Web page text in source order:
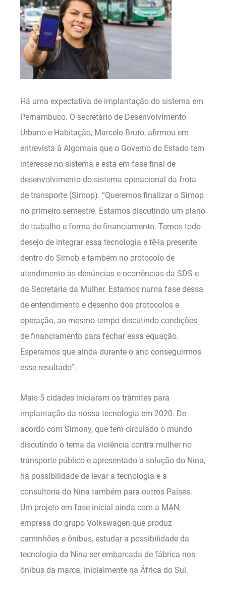
Há uma expectativa de implantação do sistema em
Pernambuco. O secretário de Desenvolvimento
Urbano e Habitação, Marcelo Bruto, afirmou em
entrevista à Algomais que o Governo do Estado tem
interesse no sistema e está em fase final de
desenvolvimento do sistema operacional da frota
de transporte (Simop). “Queremos finalizar o Simop
no primeiro semestre. Estamos discutindo um plano
de trabalho e forma de financiamento. Temos todo
desejo de integrar essa tecnologia e tê-la presente
dentro do Simob e também no protocolo de
atendimento às denúncias e ocorrências da SDS e
da Secretaria da Mulher. Estamos numa fase dessa
de entendimento e desenho dos protocolos e
operação, ao mesmo tempo discutindo condições
de financiamento para fechar essa equação.
Esperamos que ainda durante o ano conseguirmos
esse resultado”.
Mais 5 cidades iniciaram os trâmites para
implantação da nossa tecnologia em 2020. De
acordo com Simony, que tem circulado o mundo
discutindo o tema da violência contra mulher no
transporte público e apresentado a solução do Nina,
há possibilidade de levar a tecnologia e a
consultoria do Nina também para outros Países.
Um projeto em fase inicial ainda com a MAN,
empresa do grupo Volkswagen que produz
caminhões e ônibus, estudar a possibilidade da
tecnologia da Nina ser embarcada de fábrica nos
ônibus da marca, inicialmente na África do Sul.